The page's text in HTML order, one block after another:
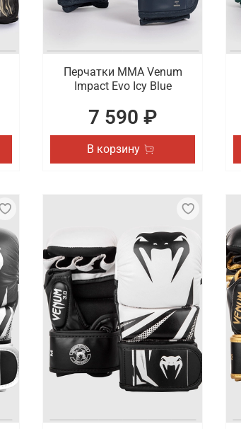
Перчатки ММА Venum
Impact Evo Icy Blue
7 590 ₽
В корзину